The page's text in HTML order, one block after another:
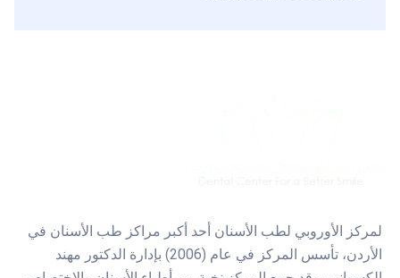
لمركز الأوروبي لطب الأسنان أحد أكبر مراكز طب الأسنان في
الأردن، تأسس المركز في عام (2006) بإدارة الدكتور مهند